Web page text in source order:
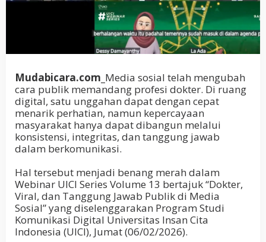
Mudabicara.com_ Media sosial telah mengubah
cara publik memandang profesi dokter. Di ruang
digital, satu unggahan dapat dengan cepat
menarik perhatian, namun kepercayaan
masyarakat hanya dapat dibangun melalui
konsistensi, integritas, dan tanggung jawab
dalam berkomunikasi.
Hal tersebut menjadi benang merah dalam
Webinar UICI Series Volume 13 bertajuk “Dokter,
Viral, dan Tanggung Jawab Publik di Media
Sosial” yang diselenggarakan Program Studi
Komunikasi Digital Universitas Insan Cita
Indonesia (UICI), Jumat (06/02/2026).